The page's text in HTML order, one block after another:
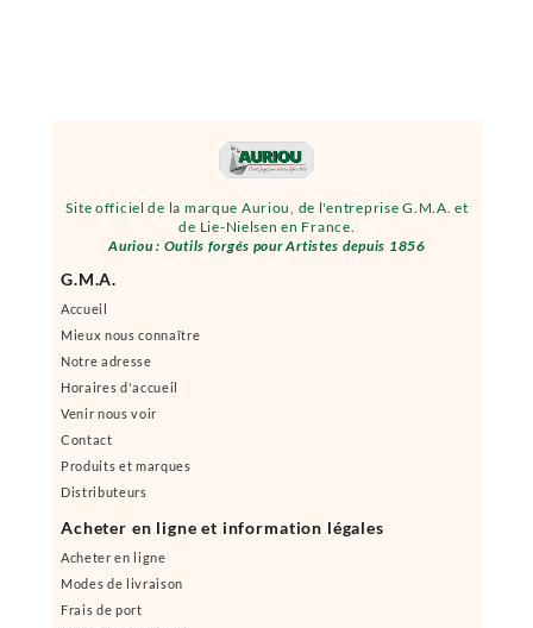
Site officiel de la marque Auriou, de l'entreprise G.M.A. et
de Lie-Nielsen en France.
Auriou : Outils forgés pour Artistes depuis 1856
G.M.A.
Accueil
Mieux nous connaître
Notre adresse
Horaires d'accueil
Venir nous voir
Contact
Produits et marques
Distributeurs
Acheter en ligne et information légales
Acheter en ligne
Modes de livraison
Frais de port